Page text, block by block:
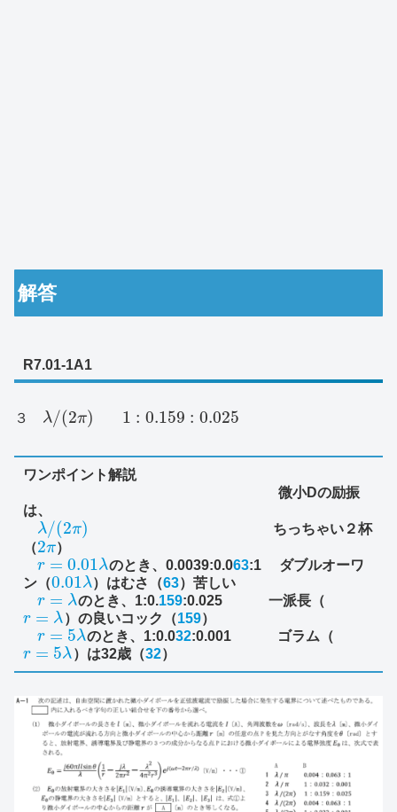
解答
R7.01-1A1
３ λ/(2π) 1 : 0.159 : 0.025
ワンポイント解説
微小Dの励振
は、
λ/(2π)
ちっちゃい２杯
（2π）
r = 0.01 λのとき、0.0039:0.063:1 ダブルオーワ
ン（0.01 λ）はむさ（63）苦しい
r = λのとき、1:0.159:0.025 一派長（
r = λ）の良いコック（159）
r = 5λのとき、1:0.032:0.001 ゴラム（
r = 5λ）は32歳（32）